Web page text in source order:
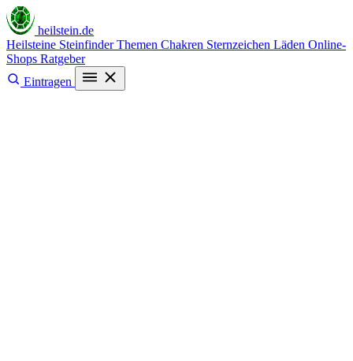
heilstein.de
Heilsteine SteinfinderThemen Chakren Sternzeichen Läden Online-
Shops Ratgeber
Eintragen